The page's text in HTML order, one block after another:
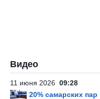
Видео
11 июня 2026 09:28
20% самарских